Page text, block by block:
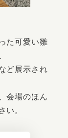
た可愛い雛
ど展示され
会場のほん
い。